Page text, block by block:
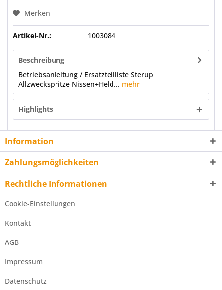
Merken
Artikel-Nr.: 1003084
Beschreibung
Betriebsanleitung / Ersatzteilliste Sterup
Allzweckspritze Nissen+Held... mehr
Highlights
Information
Zahlungsmöglichkeiten
Rechtliche Informationen
Cookie-Einstellungen
Kontakt
AGB
Impressum
Datenschutz